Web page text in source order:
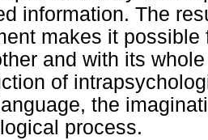
information. The
makes it
and with its
of
the
process.